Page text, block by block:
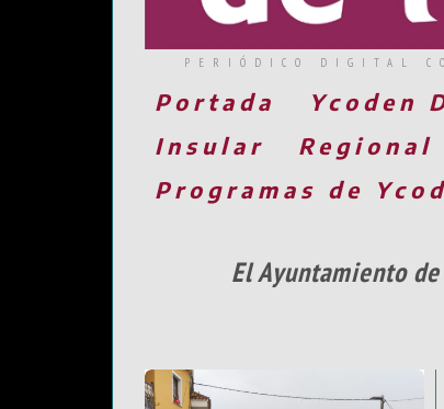
PERIÓDICO DIGITAL
Portada Ycoden
Insular
Regional
Programas de
El Ayuntamiento